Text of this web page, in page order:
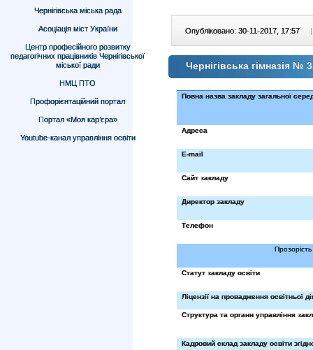
Чернігівська міська рада
Асоціація міст України
Центр професійного розвитку
педагогічних працівників Чернігівської
міської ради
НМЦ ПТО
Профорієнтаційний портал
Портал «Моя кар’єра»
Youtube-канал управління освіти
Опубліковано: 30-11-2017, 17:57 |
Чернігівська гімназія №
Повна назва закладу загальної
Адреса
E-mail
Сайт закладу
Директор закладу
Телефон
Прозорість
Статут закладу освіти
Ліцензії на провадження освітньої
Структура та органи управління
Кадровий склад закладу освіти